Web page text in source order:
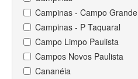
Campinas - Campo Grande
Campinas - P Taquaral
Campo Limpo Paulista
Campos Novos Paulista
Cananéia